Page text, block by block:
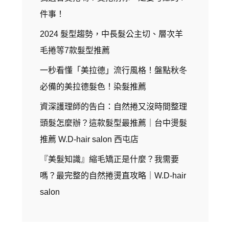
件事！
2024 髮型趨勢，中長髮公主切、層次羊
毛捲等7款髮型推薦
一秒看懂「美拉德」流行風格！盤點秋冬
必備的美拉德髮色！染髮推薦
資深護理師的告白：自然捲又沒時間整理
頭髮怎麼辦？這款髮型最推薦｜台中燙髮
推薦 W.D-hair salon 西屯店
『美髮知識』縮毛矯正是什麼？我需要
嗎？最完整的自然捲燙直攻略｜W.D-hair
salon